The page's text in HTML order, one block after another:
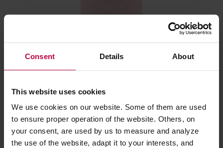
Consent Details About
This website uses cookies
We use cookies on our website. Some of them are used
to ensure proper operation of the website. Others, on
your consent, are used by us to measure and analyze
the use of the website, adapt it to your interests, and
Lemon Balm EKO 20 saszetek
Producent: TEMINISTERIET
59,99 zł
Najniższa cena: 39,99 zł